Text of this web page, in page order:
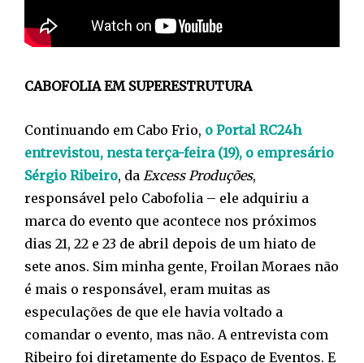
CABOFOLIA EM SUPERESTRUTURA
Continuando em Cabo Frio, o Portal RC24h
entrevistou, nesta terça-feira (19), o empresário
Sérgio Ribeiro, da Excess Produções,
responsável pelo Cabofolia – ele adquiriu a
marca do evento que acontece nos próximos
dias 21, 22 e 23 de abril depois de um hiato de
sete anos. Sim minha gente, Froilan Moraes não
é mais o responsável, eram muitas as
especulações de que ele havia voltado a
comandar o evento, mas não. A entrevista com
Ribeiro foi diretamente do Espaço de Eventos. E